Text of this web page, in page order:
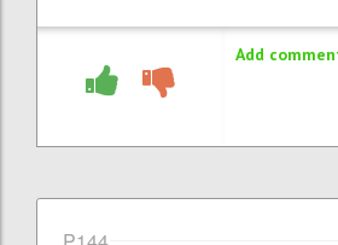
Add